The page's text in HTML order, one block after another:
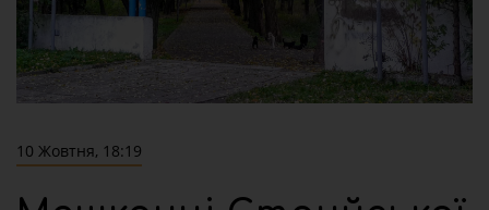
10 Жовтня, 18:19